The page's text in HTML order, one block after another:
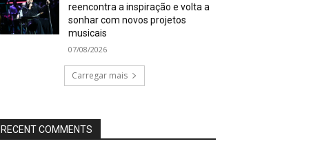
reencontra a inspiração e volta a
sonhar com novos projetos
musicais
07/08/2026
Carregar mais
RECENT COMMENTS